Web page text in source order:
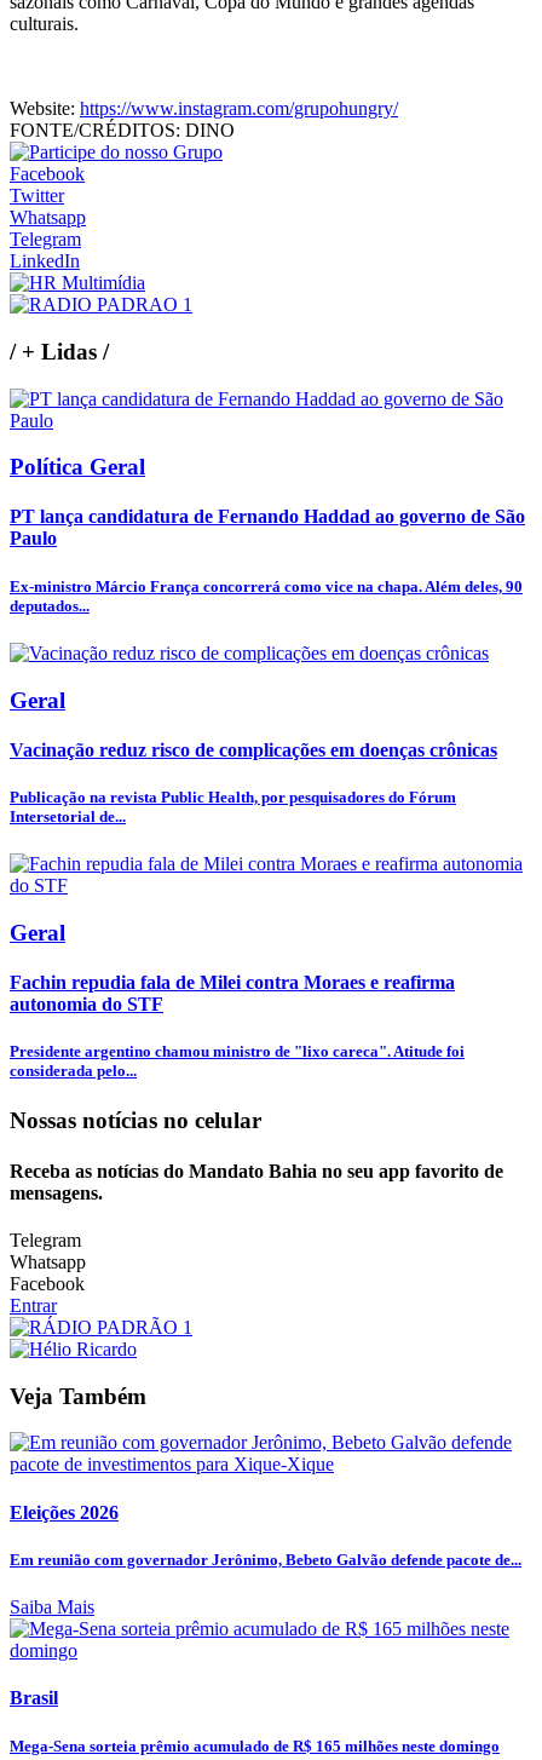
culturais.
Website: https://www.instagram.com/grupohungry/
FONTE/CRÉDITOS: DINO
Facebook
Twitter
Whatsapp
Telegram
LinkedIn
/+ Lidas /
Política Geral
PT lança candidatura de Fernando Haddad ao governo de São
Paulo
Ex-ministro Márcio França concorrerá como vice na chapa. Além deles, 90
deputados...
Geral
Vacinação reduz risco de complicações em doenças crônicas
Publicação na revista Public Health, por pesquisadores do Fórum
Intersetorial de...
Geral
Fachin repudia fala de Milei contra Moraes e reafirma
autonomia do STF
Presidente argentino chamou ministro de "lixo careca". Atitude foi
considerada pelo...
Nossas notícias no celular
Receba as notícias do Mandato Bahia no seu app favorito de
mensagens.
Telegram
Whatsapp
Facebook
Entrar
Veja Também
Eleições 2026
Em reunião com governador Jerônimo, Bebeto Galvão defende pacote de...
Saiba Mais
Brasil
Mega-Sena sorteia prêmio acumulado de R$ 165 milhões neste domingo